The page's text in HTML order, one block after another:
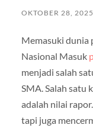
OKTOBER 28, 2025
Memasuki dunia
Nasional Masuk
menjadi salah
SMA. Salah satu
adalah nilai
tapi juga